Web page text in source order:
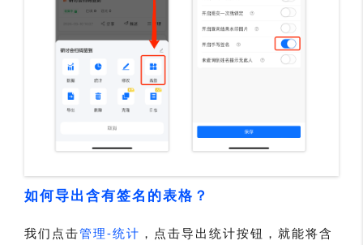
如何导出含有签名的表格？
我们点击管理-统计 ，点击导出统计按钮，就能将含